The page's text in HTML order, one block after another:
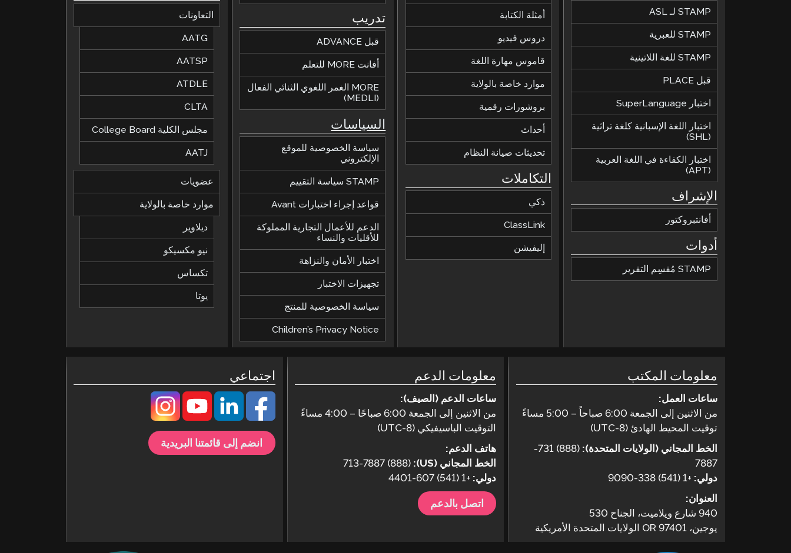
STAMP لـ ASL
STAMP للعبرية
STAMP للغة اللاتينية
قبل PLACE
اختبار SuperLanguage
اختبار اللغة الإسبانية كلغة تراثية
(SHL)
اختبار الكفاءة في اللغة العربية
(APT)
الإشراف
أفانتبروكتور
أدوات
STAMP مُقسِم التقرير
أمثلة الكتابة
دروس فيديو
قاموس مهارة اللغة
موارد خاصة بالولاية
بروشورات رقمية
أحداث
تحديثات صيانة النظام
التكاملات
ذكي
ClassLink
إليفيشن
تدريب
قبل ADVANCE
أفانت MORE للتعلم
MORE الغمر اللغوي الثنائي الفعال
(MEDLI)
السياسات
سياسة الخصوصية للموقع
الإلكتروني
STAMP سياسة التقييم
قواعد إجراء اختبارات Avant
الدعم للأعمال التجارية المملوكة
للأقليات والنساء
اختبار الأمان والنزاهة
تجهيزات الاختبار
سياسة الخصوصية للمنتج
Children’s Privacy Notice
التعاونات
AATG
AATSP
ATDLE
CLTA
مجلس الكلية College Board
AATJ
عضويات
موارد خاصة بالولاية
ديلاوير
نيو مكسيكو
تكساس
يوتا
معلومات المكتب
ساعات العمل:
من الاثنين إلى الجمعة 6:00 صباحاً – 5:00 مساءً
توقيت المحيط الهادئ (UTC-8)
الخط المجاني (الولايات المتحدة):
(888) 731-
7887
دولي: +1 (541) 338-9090
العنوان:
940 شارع ويلاميت، الجناح 530
يوجين، OR 97401 الولايات المتحدة الأمريكية
معلومات الدعم
ساعات الدعم (الصيف):
من الاثنين إلى الجمعة 6:00 صباحًا – 4:00 مساءً
التوقيت الباسيفيكي (UTC-8)
هاتف الدعم:
الخط المجاني (US):
(888) 713-7887
دولي: +1 (541) 607-4401
اتصل بالدعم
اجتماعي
انضم إلى قائمتنا البريدية